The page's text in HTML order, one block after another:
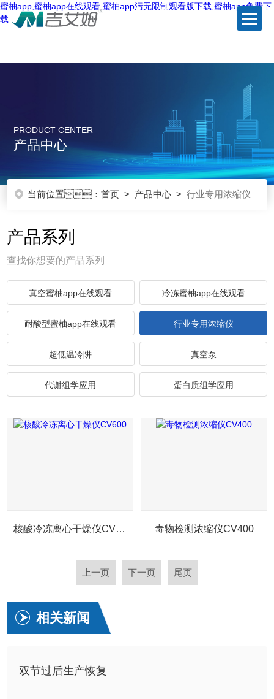
蜜柚app,蜜柚app在线观看,蜜柚app污无限制观看版下载,蜜柚app免费下
载
PRODUCT CENTER
产品中心
当前位置：首页 > 产品中心 >行业专用浓缩仪
产品系列
查找你想要的产品系列
真空蜜柚app在线观看 冷冻蜜柚app在线观看
耐酸型蜜柚app在线观看 行业专用浓缩仪
超低温冷阱 真空泵
代谢组学应用 蛋白质组学应用
核酸冷冻离心干燥仪CV600 毒物检测浓缩仪CV400
上一页 下一页 尾页
相关新闻
双节过后生产恢复